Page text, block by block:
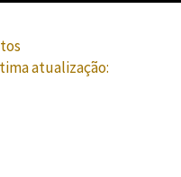
atualização: